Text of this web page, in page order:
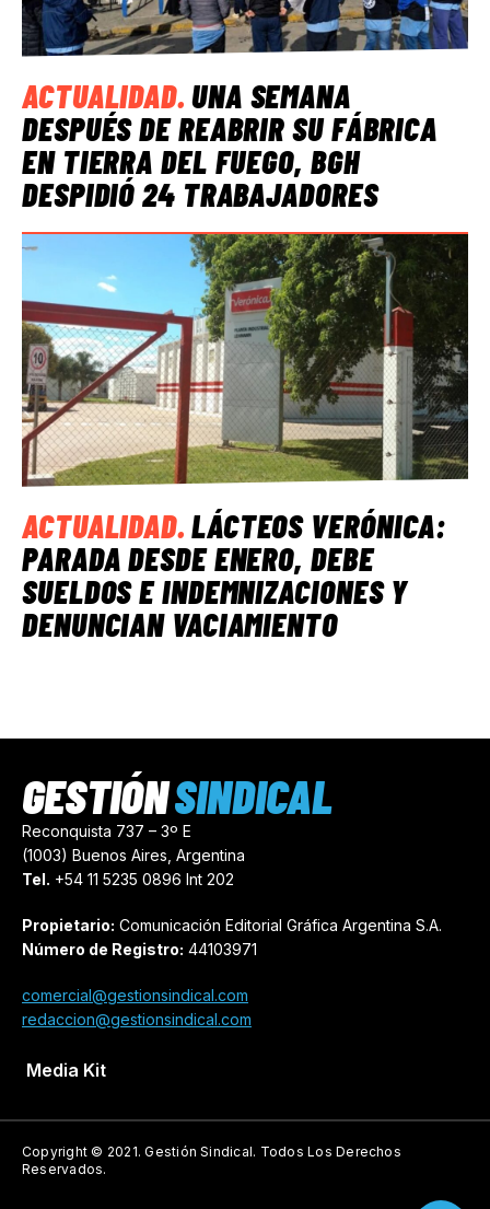
ACTUALIDAD.UNA SEMANA
DESPUÉS DE REABRIR SU FÁBRICA
EN TIERRA DEL FUEGO, BGH
DESPIDIÓ 24 TRABAJADORES
ACTUALIDAD.LÁCTEOS VERÓNICA:
PARADA DESDE ENERO, DEBE
SUELDOS E INDEMNIZACIONES Y
DENUNCIAN VACIAMIENTO
Reconquista 737 – 3º E
(1003) Buenos Aires, Argentina
Tel. +54 11 5235 0896 Int 202
Propietario: Comunicación Editorial Gráfica Argentina S.A.
Número de Registro: 44103971
comercial@gestionsindical.com
redaccion@gestionsindical.com
Media Kit
GESTIÓNSINDICAL
Copyright © 2021.Gestión Sindical. Todos Los Derechos
Reservados.